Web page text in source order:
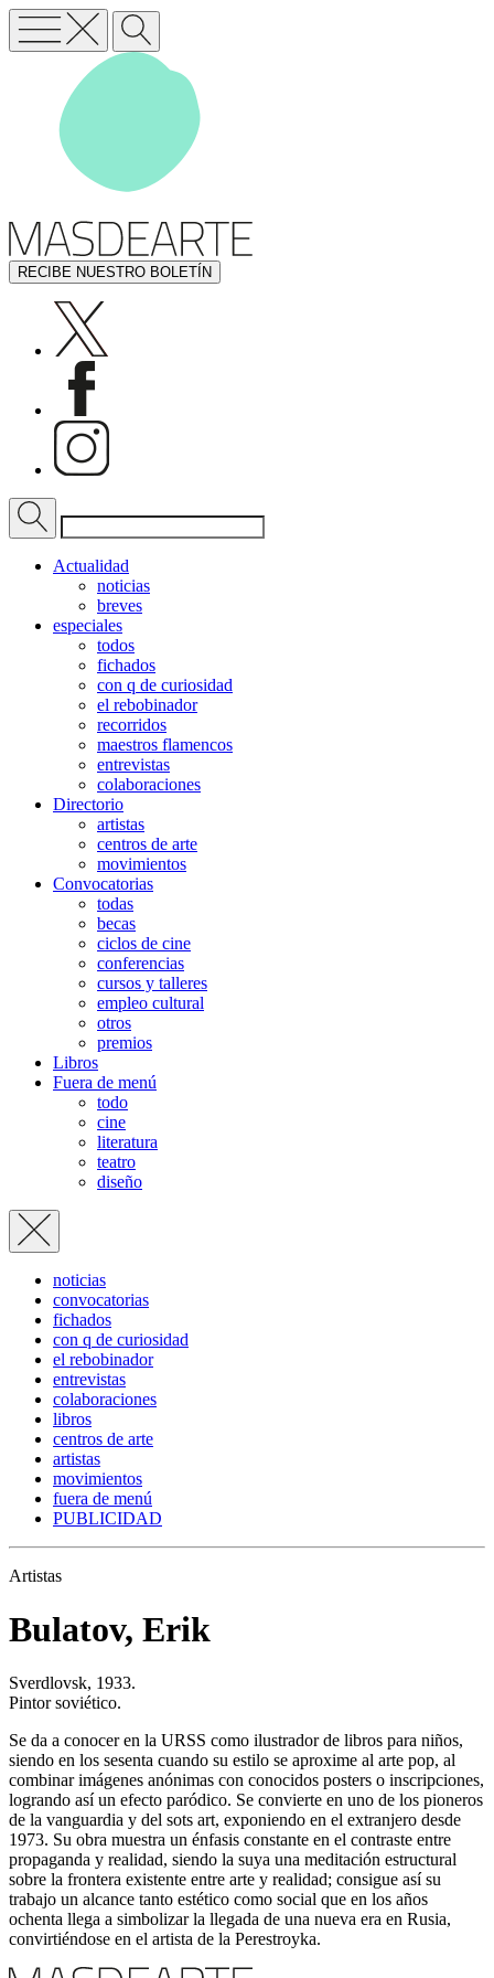
RECIBE NUESTRO BOLETÍN
Actualidad
noticias
breves
especiales
todos
fichados
con q de curiosidad
el rebobinador
recorridos
maestros flamencos
entrevistas
colaboraciones
Directorio
artistas
centros de arte
movimientos
Convocatorias
todas
becas
ciclos de cine
conferencias
cursos y talleres
empleo cultural
otros
premios
Libros
Fuera de menú
todo
cine
literatura
teatro
diseño
noticias
convocatorias
fichados
con q de curiosidad
el rebobinador
entrevistas
colaboraciones
libros
centros de arte
artistas
movimientos
fuera de menú
PUBLICIDAD
Artistas
Bulatov, Erik
Sverdlovsk, 1933.
Pintor soviético.
Se da a conocer en la URSS como ilustrador de libros para niños,
siendo en los sesenta cuando su estilo se aproxime al arte pop, al
combinar imágenes anónimas con conocidos posters o inscripciones,
logrando así un efecto paródico. Se convierte en uno de los pioneros
de la vanguardia y del sots art, exponiendo en el extranjero desde
1973. Su obra muestra un énfasis constante en el contraste entre
propaganda y realidad, siendo la suya una meditación estructural
sobre la frontera existente entre arte y realidad; consigue así su
trabajo un alcance tanto estético como social que en los años
ochenta llega a simbolizar la llegada de una nueva era en Rusia,
convirtiéndose en el artista de la Perestroyka.